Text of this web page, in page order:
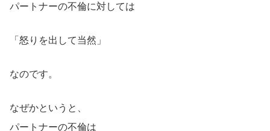
パートナーの不倫に対しては
「怒りを出して当然」
なのです。
なぜかというと、
パートナーの不倫は